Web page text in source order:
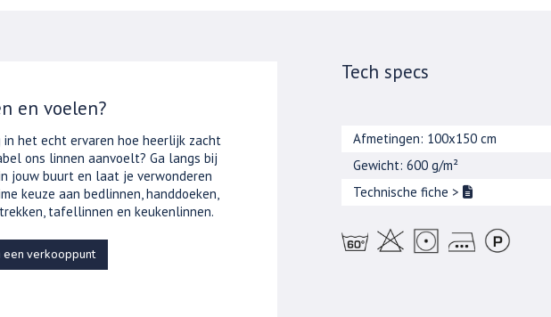
en voelen?
in het echt ervaren hoe heerlijk zacht
ons linnen aanvoelt? Ga langs bij
jouw buurt en laat je verwonderen
keuze aan bedlinnen, handdoeken,
tafellinnen en keukenlinnen.
een verkooppunt
Tech specs
Afmetingen: 100x150 cm
Gewicht: 600 g/m²
Technische fiche >